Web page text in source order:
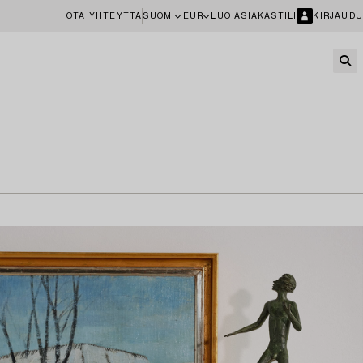
OTA YHTEYTTÄ SUOMI EUR LUO ASIAKASTILI KIRJAUDU